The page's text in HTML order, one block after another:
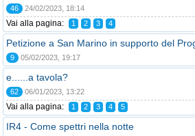
46 24/02/2023, 18:14
Vai alla pagina: 1 2 3 4
Petizione a San Marino in supporto del
9 05/02/2023, 19:17
e......a tavola?
62 06/01/2023, 13:22
Vai alla pagina: 1 2 3 4 5
IR4 - Come spettri nella notte